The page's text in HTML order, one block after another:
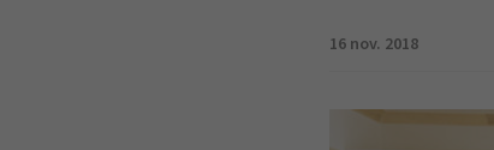
16 nov. 2018